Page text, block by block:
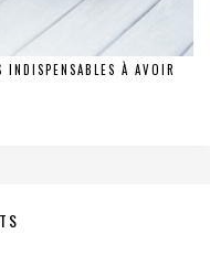
À AVOIR